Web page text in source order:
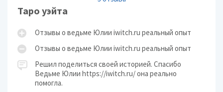
Таро уэйта
Отзывы о ведьме Юлии iwitch.ru реальный опыт
Отзывы о ведьме Юлии iwitch.ru реальный опыт
Решил поделиться своей историей. Спасибо
Ведьме Юлии https://iwitch.ru/ она реально
помогла.